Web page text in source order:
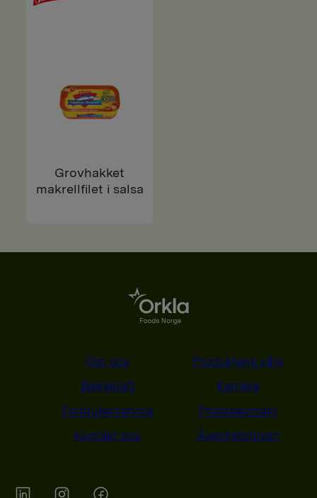
Grovhakket
makrellfilet i salsa
Om oss
Produktene våre
Bærekraft
Karriere
Forbrukerservice
Pressekontakt
Kontakt oss
Åpenhetsloven